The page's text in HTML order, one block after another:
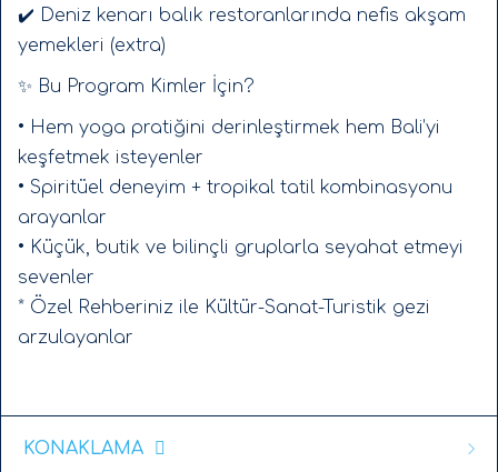
✔️ Deniz kenarı balık restoranlarında nefis akşam
yemekleri (extra)
✨ Bu Program Kimler İçin?
• Hem yoga pratiğini derinleştirmek hem Bali’yi
keşfetmek isteyenler
• Spiritüel deneyim + tropikal tatil kombinasyonu
arayanlar
• Küçük, butik ve bilinçli gruplarla seyahat etmeyi
sevenler
* Özel Rehberiniz ile Kültür-Sanat-Turistik gezi
arzulayanlar
KONAKLAMA